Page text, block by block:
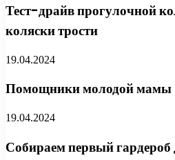
Тест-драйв прогулочной
коляски трости
19.04.2024
Помощники молодой мамы
19.04.2024
Собираем первый